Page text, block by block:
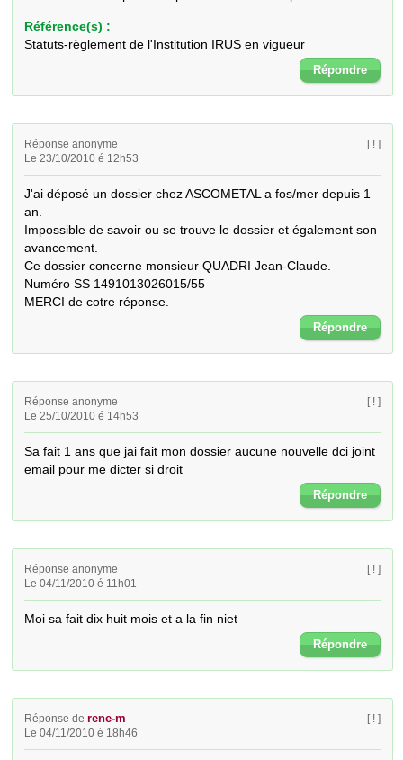
Référence(s) :
Statuts-règlement de l'Institution IRUS en vigueur
Répondre
Réponse anonyme
Le 23/10/2010 é 12h53
[ ! ]
J'ai déposé un dossier chez ASCOMETAL a fos/mer depuis 1
an.
Impossible de savoir ou se trouve le dossier et également son
avancement.
Ce dossier concerne monsieur QUADRI Jean-Claude.
Numéro SS 1491013026015/55
MERCI de cotre réponse.
Répondre
Réponse anonyme
Le 25/10/2010 é 14h53
[ ! ]
Sa fait 1 ans que jai fait mon dossier aucune nouvelle dci joint
email pour me dicter si droit
Répondre
Réponse anonyme
Le 04/11/2010 é 11h01
[ ! ]
Moi sa fait dix huit mois et a la fin niet
Répondre
Réponse derene-m
Le 04/11/2010 é 18h46
[ ! ]